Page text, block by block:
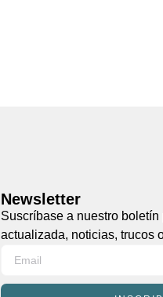
Newsletter
Suscríbase a nuestro
actualizada, noticias, trucos